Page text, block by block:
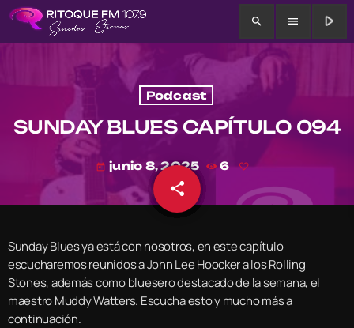
search menu play_arrow
Podcast
SUNDAY BLUES CAPÍTULO 094
today junio 8, 2025 6
share
email
Sunday Blues ya está con nosotros, en este capítulo
escucharemos reunidos a John Lee Hoocker a los Rolling
Stones, además como bluesero destacado de la semana, el
maestro Muddy Watters. Escucha esto y mucho más a
continuación.